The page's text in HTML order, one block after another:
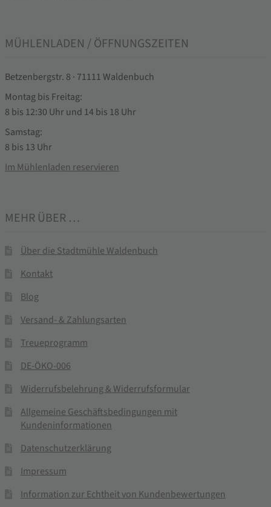
MÜHLENLADEN / ÖFFNUNGSZEITEN
Betzenbergstr. 8 · 71111 Waldenbuch
Montag bis Freitag:
8 bis 12:30 Uhr und 14 bis 18 Uhr
Samstag:
8 bis 13 Uhr
Im Mühlenladen reservieren
MEHR ÜBER …
Über die Stadtmühle Waldenbuch
Kontakt
Blog
Versand- & Zahlungsarten
Treueprogramm
DE-ÖKO-006
Widerrufsbelehrung & Widerrufsformular
Allgemeine Geschäftsbedingungen mit
Kundeninformationen
Datenschutzerklärung
Impressum
Information zur Echtheit von Kundenbewertungen